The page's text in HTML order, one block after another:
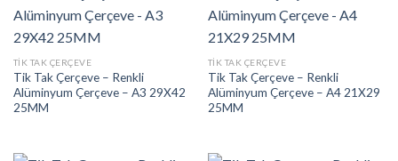
TIK TAK ÇERÇEVE
Tik Tak Çerçeve – Renkli
Alüminyum Çerçeve – A3 29X42
25MM
TIK TAK ÇERÇEVE
Tik Tak Çerçeve – Renkli
Alüminyum Çerçeve – A4 21X29
25MM